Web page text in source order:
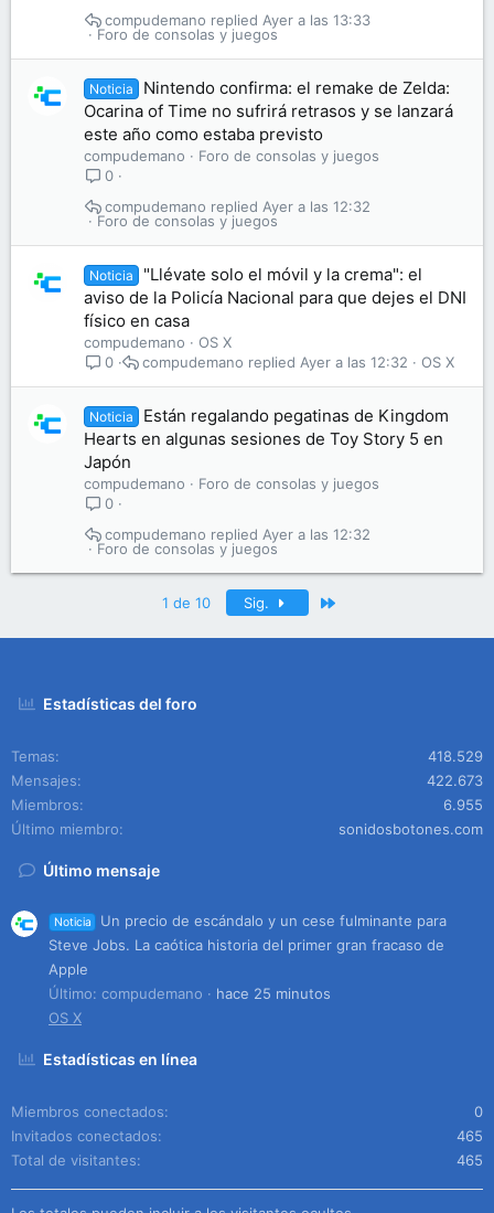
Foro de consolas y juegos
Ayer a las 13:33
compudemano
Noticia
Nintendo confirma: el remake de Zelda:
Ocarina of Time no sufrirá retrasos y se lanzará
este año como estaba previsto
compudemano
Foro de consolas y juegos
0
Foro de consolas y juegos
Ayer a las 12:32
compudemano
Noticia
"Llévate solo el móvil y la crema": el
aviso de la Policía Nacional para que dejes el DNI
físico en casa
compudemano
OS X
0
OS X
Ayer a las 12:32
compudemano
Noticia
Están regalando pegatinas de Kingdom
Hearts en algunas sesiones de Toy Story 5 en
Japón
compudemano
Foro de consolas y juegos
0
Foro de consolas y juegos
Ayer a las 12:32
compudemano
1 de 10 Sig.
Estadísticas del foro
Temas
418.529
Mensajes
422.673
Miembros
6.955
Último miembro
sonidosbotones.com
Último mensaje
Noticia
Un precio de escándalo y un cese fulminante para
Steve Jobs. La caótica historia del primer gran fracaso de
Apple
Último: compudemano
hace 25 minutos
OS X
Estadísticas en línea
Miembros conectados
0
Invitados conectados
465
Total de visitantes
465